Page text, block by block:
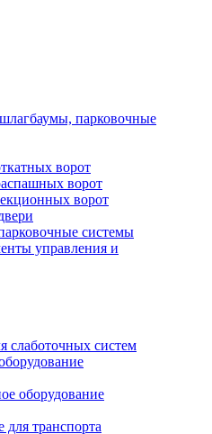
парковочные
ворот
ворот
ворот
системы
управления и
слаботочных систем
оборудование
транспорта